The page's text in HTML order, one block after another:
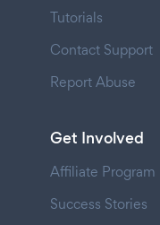
Tutorials
Contact Support
Report Abuse
Get Involved
Affiliate Program
Success Stories